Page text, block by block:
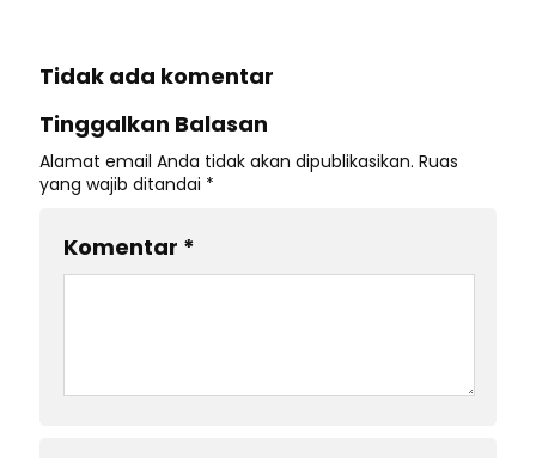
Tidak ada komentar
Tinggalkan Balasan
Alamat email Anda tidak akan dipublikasikan. Ruas
yang wajib ditandai *
Komentar *